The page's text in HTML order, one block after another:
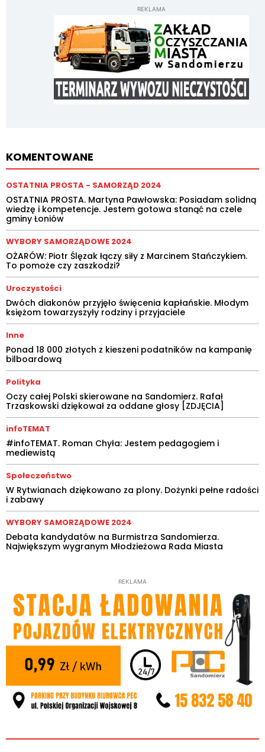
REKLAMA
KOMENTOWANE
OSTATNIA PROSTA - SAMORZĄD 2024
OSTATNIA PROSTA. Martyna Pawłowska: Posiadam solidną
wiedzę i kompetencje. Jestem gotowa stanąć na czele
gminy Łoniów
WYBORY SAMORZĄDOWE 2024
OŻARÓW: Piotr Ślęzak łączy siły z Marcinem Stańczykiem.
To pomoże czy zaszkodzi?
Uroczystości
Dwóch diakonów przyjęło święcenia kapłańskie. Młodym
księżom towarzyszyły rodziny i przyjaciele
Inne
Ponad 18 000 złotych z kieszeni podatników na kampanię
bilboardową
Polityka
Oczy całej Polski skierowane na Sandomierz. Rafał
Trzaskowski dziękował za oddane głosy [ZDJĘCIA]
infoTEMAT
#infoTEMAT. Roman Chyła: Jestem pedagogiem i
mediewistą
Społeczeństwo
W Rytwianach dziękowano za plony. Dożynki pełne radości
i zabawy
WYBORY SAMORZĄDOWE 2024
Debata kandydatów na Burmistrza Sandomierza.
Największym wygranym Młodzieżowa Rada Miasta
REKLAMA